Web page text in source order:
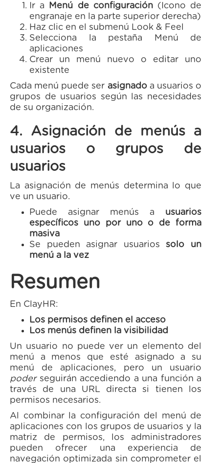
Ir a Menú de configuración (Icono de
engranaje en la parte superior derecha)
Haz clic en el submenú Look & Feel
Selecciona la pestaña Menú de
aplicaciones
Crear un menú nuevo o editar uno
existente
Cada menú puede ser asignadoa usuarios o
grupos de usuarios según las necesidades
de su organización.
4. Asignación de menús a
usuarios o grupos de
usuarios
La asignación de menús determina lo que
ve un usuario.
Puede asignar menús a usuarios
específicos uno por uno o de forma
masiva
Se pueden asignar usuarios solo un
menú a la vez
Resumen
En ClayHR:
Los permisos definen el acceso
Los menús definen la visibilidad
Un usuario no puede ver un elemento del
menú a menos que esté asignado a su
menú de aplicaciones, pero un usuario
poderseguirán accediendo a una función a
través de una URL directa si tienen los
permisos necesarios.
Al combinar la configuración del menú de
aplicaciones con los grupos de usuarios y la
matriz de permisos, los administradores
pueden ofrecer una experiencia de
navegación optimizada sin comprometer el